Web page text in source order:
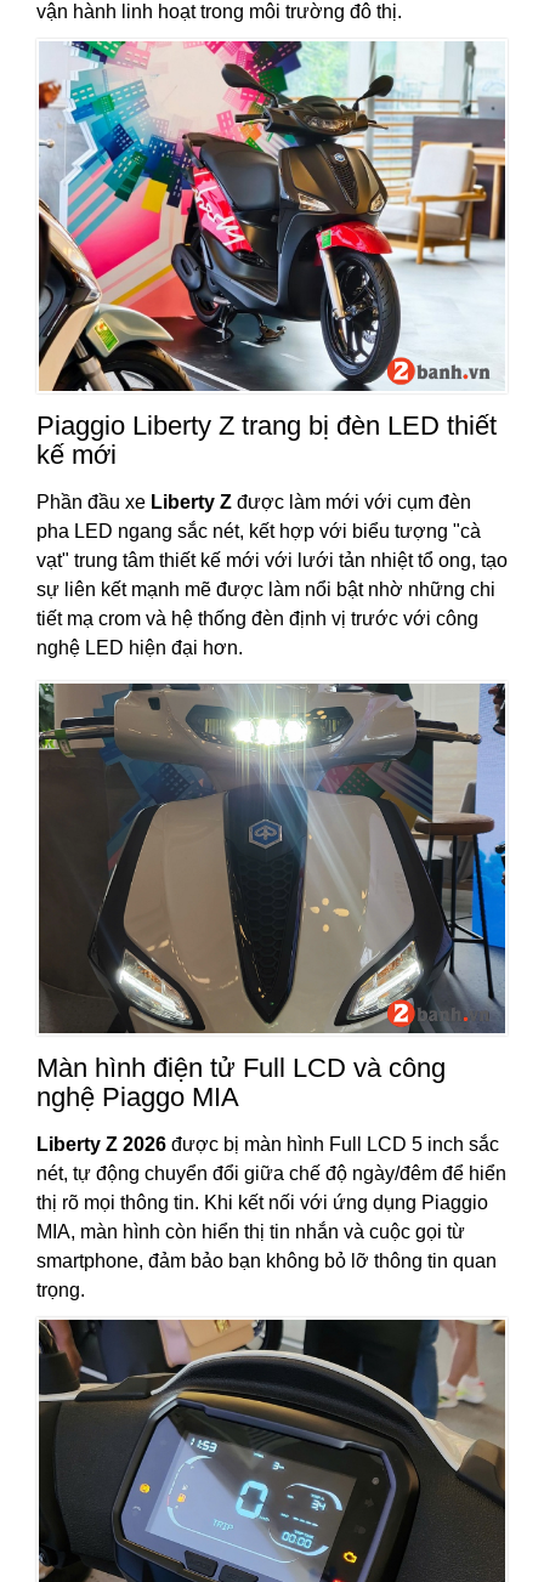
vận hành linh hoạt trong môi trường đô thị.
Piaggio Liberty Z trang bị đèn LED thiết
kế mới
Phần đầu xe Liberty Z được làm mới với cụm đèn
pha LED ngang sắc nét, kết hợp với biểu tượng "cà
vạt" trung tâm thiết kế mới với lưới tản nhiệt tổ ong, tạo
sự liên kết mạnh mẽ được làm nổi bật nhờ những chi
tiết mạ crom và hệ thống đèn định vị trước với công
nghệ LED hiện đại hơn.
Màn hình điện tử Full LCD và công
nghệ Piaggo MIA
Liberty Z 2026 được bị màn hình Full LCD 5 inch sắc
nét, tự động chuyển đổi giữa chế độ ngày/đêm để hiển
thị rõ mọi thông tin. Khi kết nối với ứng dụng Piaggio
MIA, màn hình còn hiển thị tin nhắn và cuộc gọi từ
smartphone, đảm bảo bạn không bỏ lỡ thông tin quan
trọng.